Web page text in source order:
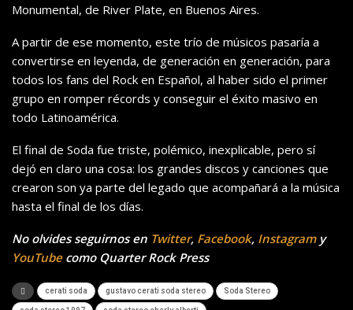
Monumental, de River Plate, en Buenos Aires.
A partir de ese momento, este trío de músicos pasaría a
convertirse en leyenda, de generación en generación, para
todos los fans del Rock en Español, al haber sido el primer
grupo en romper récords y conseguir el éxito masivo en
todo Latinoamérica.
El final de Soda fue triste, polémico, inexplicable, pero sí
dejó en claro una cosa: los grandes discos y canciones que
crearon son ya parte del legado que acompañará a la música
hasta el final de los días.
No olvides seguirnos en Twitter, Facebook, Instagramy
YouTubecomo Quarter Rock Press
cerati soda gustavo cerati soda stereo Soda Stereo